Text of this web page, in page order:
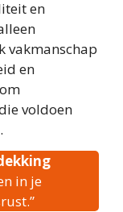
en
vakmanschap
en
voldoen
in je